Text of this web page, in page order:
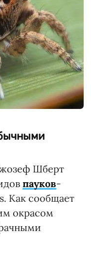
Шберт
пауков-
Как сообщает
окрасом